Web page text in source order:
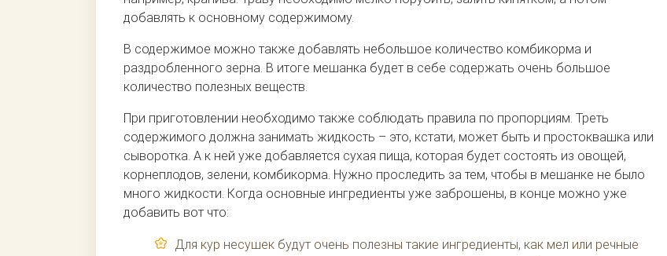
добавлять к основному содержимому.
В содержимое можно также добавлять небольшое количество комбикорма и
раздробленного зерна. В итоге мешанка будет в себе содержать очень большое
количество полезных веществ.
При приготовлении необходимо также соблюдать правила по пропорциям. Треть
содержимого должна занимать жидкость – это, кстати, может быть и простоквашка или
сыворотка. А к ней уже добавляется сухая пища, которая будет состоять из овощей,
корнеплодов, зелени, комбикорма. Нужно проследить за тем, чтобы в мешанке не было
много жидкости. Когда основные ингредиенты уже заброшены, в конце можно уже
добавить вот что:
Для кур несушек будут очень полезны такие ингредиенты, как мел или речные